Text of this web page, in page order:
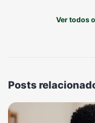
Ver todos
Posts